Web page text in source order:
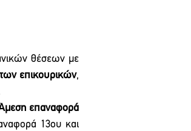
θέσεων με
επικουρικών,
επαναφορά
13ου και